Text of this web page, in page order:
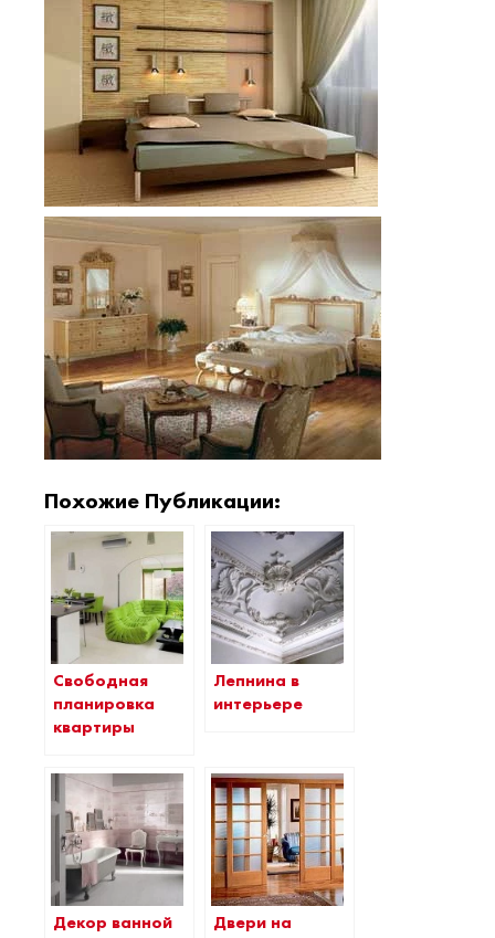
Похожие Публикации:
Свободная
планировка
квартиры
Лепнина в
интерьере
Декор ванной
Двери на